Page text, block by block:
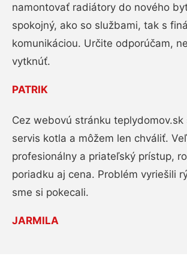
namontovať radiátory do nového
spokojný, ako so službami, tak s
komunikáciou. Určite odporúčam,
vytknúť.
PATRIK
Cez webovú stránku teplydomov.sk
servis kotla a môžem len chváliť.
profesionálny a priateľský prístup,
poriadku aj cena. Problém vyriešili
sme si pokecali.
JARMILA